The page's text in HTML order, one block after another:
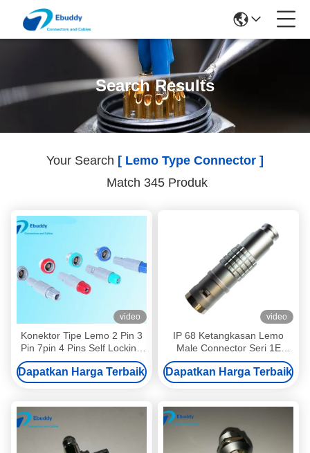
Search Results
Your Search [ Lemo Type Connector ]
Match 345 Produk
video
Konektor Tipe Lemo 2 Pin 3
Pin 7pin 4 Pins Self Locking
Push Pull Medical Connector
Dapatkan Harga Terbaik
video
IP 68 Ketangkasan Lemo
Male Connector Seri 1E
FFA.1E.250.CTAC50Z
1.6mm Pins
Dapatkan Harga Terbaik